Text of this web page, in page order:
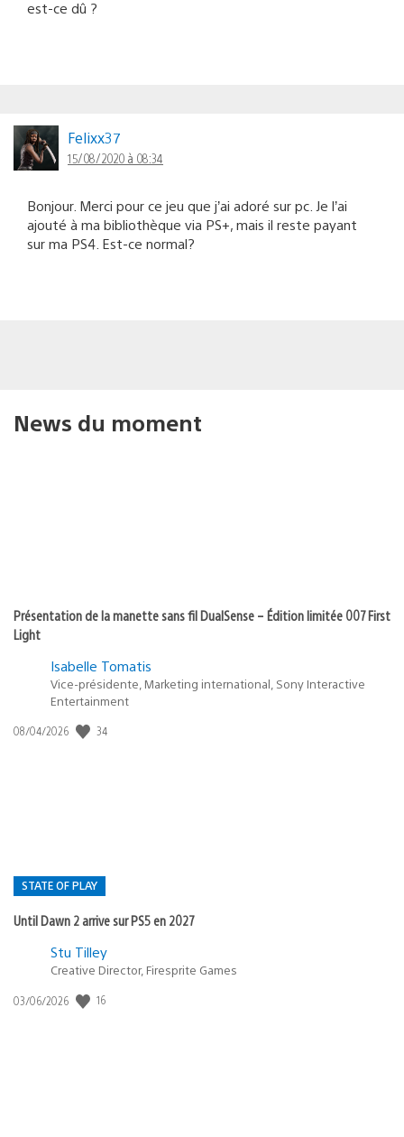
est-ce dû ?
Felixx37
15/08/2020 à 08:34
Bonjour. Merci pour ce jeu que j’ai adoré sur pc. Je l’ai
ajouté à ma bibliothèque via PS+, mais il reste payant
sur ma PS4. Est-ce normal?
News du moment
Présentation de la manette sans fil DualSense – Édition limitée 007 First
Light
Isabelle Tomatis
Vice-présidente, Marketing international, Sony Interactive
Entertainment
Date
08/04/2026 34
STATE OF PLAY
Until Dawn 2 arrive sur PS5 en 2027
Postée
:
state
Stu Tilley
Creative Director, Firesprite Games
Date
03/06/2026 16